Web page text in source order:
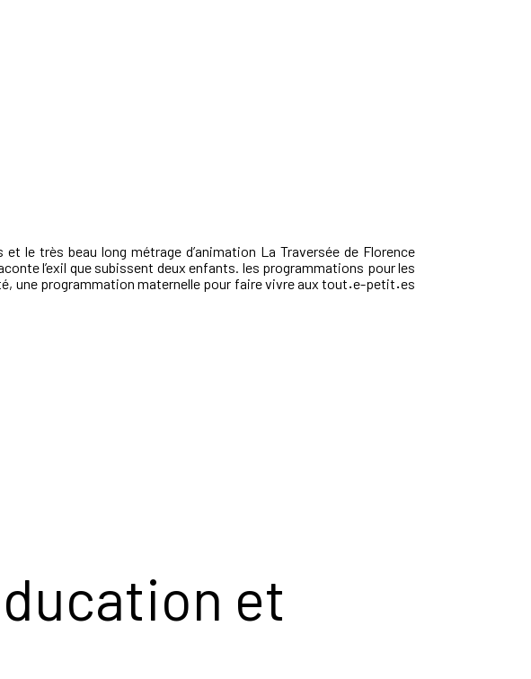
et le très beau long métrage d’animation La Traversée de Florence
l’exil que subissent deux enfants. les programmations pour les
une programmation maternelle pour faire vivre aux tout·e-petit·es
et